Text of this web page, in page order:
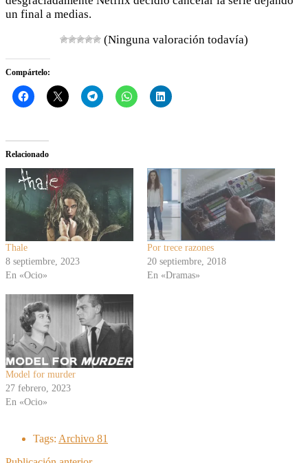
un final a medias.
(Ninguna valoración todavía)
Compártelo:
Relacionado
Thale
8 septiembre, 2023
En «Ocio»
Por trece razones
20 septiembre, 2018
En «Dramas»
Model for murder
27 febrero, 2023
En «Ocio»
Tags: Archivo 81